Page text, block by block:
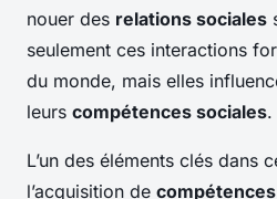
nouer des relations sociales
seulement ces interactions
du monde, mais elles
leurs compétences sociales.
L’un des éléments clés dans
l’acquisition de